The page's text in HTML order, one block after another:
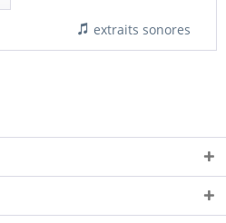
extraits sonores